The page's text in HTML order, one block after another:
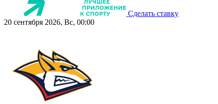
Сделать ставку
20 сентября 2026, Вс, 00:00